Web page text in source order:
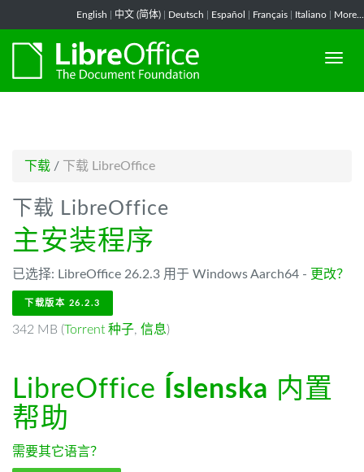
English 中文 (简体) Deutsch Español Français Italiano More...
下载 / 下载 LibreOffice
下载 LibreOffice
主安装程序
已选择: LibreOffice 26.2.3 用于 Windows Aarch64 - 更改？
下载版本 26.2.3
342 MB (Torrent 种子, 信息)
LibreOffice Íslenska 内置
帮助
需要其它语言？